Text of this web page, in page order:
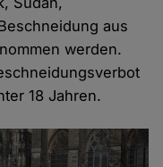
aus
werden.
18 Jahren.